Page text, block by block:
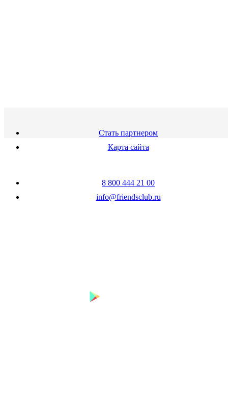
Стать партнером
Карта сайта
8 800 444 21 00
info@friendsclub.ru